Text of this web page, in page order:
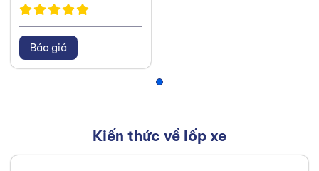
Báo giá
Kiến thức về lốp xe